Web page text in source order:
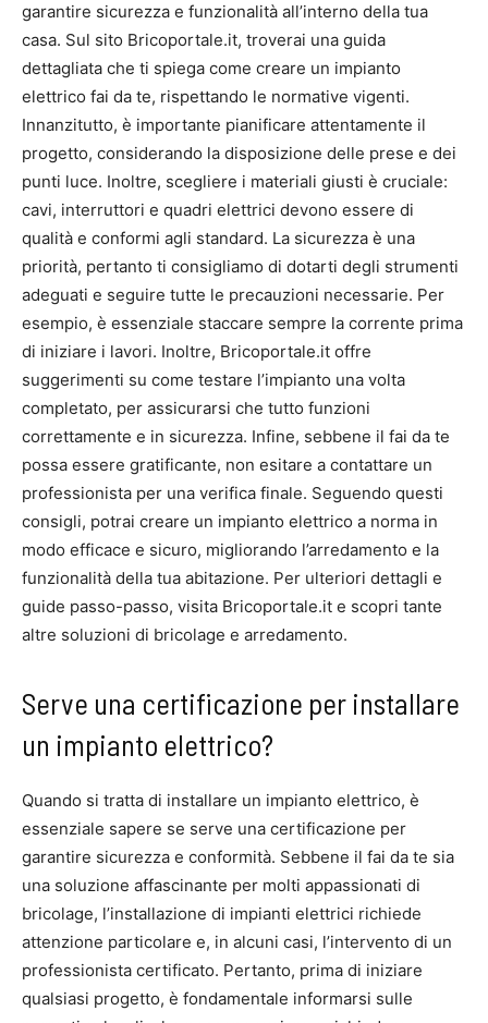
garantire sicurezza e funzionalità all’interno della tua
casa. Sul sito Bricoportale.it, troverai una guida
dettagliata che ti spiega come creare un impianto
elettrico fai da te, rispettando le normative vigenti.
Innanzitutto, è importante pianificare attentamente il
progetto, considerando la disposizione delle prese e dei
punti luce. Inoltre, scegliere i materiali giusti è cruciale:
cavi, interruttori e quadri elettrici devono essere di
qualità e conformi agli standard. La sicurezza è una
priorità, pertanto ti consigliamo di dotarti degli strumenti
adeguati e seguire tutte le precauzioni necessarie. Per
esempio, è essenziale staccare sempre la corrente prima
di iniziare i lavori. Inoltre, Bricoportale.it offre
suggerimenti su come testare l’impianto una volta
completato, per assicurarsi che tutto funzioni
correttamente e in sicurezza. Infine, sebbene il fai da te
possa essere gratificante, non esitare a contattare un
professionista per una verifica finale. Seguendo questi
consigli, potrai creare un impianto elettrico a norma in
modo efficace e sicuro, migliorando l’arredamento e la
funzionalità della tua abitazione. Per ulteriori dettagli e
guide passo-passo, visita Bricoportale.it e scopri tante
altre soluzioni di bricolage e arredamento.
Serve una certificazione per installare
un impianto elettrico?
Quando si tratta di installare un impianto elettrico, è
essenziale sapere se serve una certificazione per
garantire sicurezza e conformità. Sebbene il fai da te sia
una soluzione affascinante per molti appassionati di
bricolage, l’installazione di impianti elettrici richiede
attenzione particolare e, in alcuni casi, l’intervento di un
professionista certificato. Pertanto, prima di iniziare
qualsiasi progetto, è fondamentale informarsi sulle